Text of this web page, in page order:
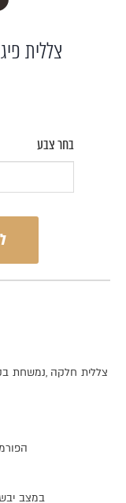
צללית
בחר צבע
צללית חלקה ,נמשחת
במצב יבש